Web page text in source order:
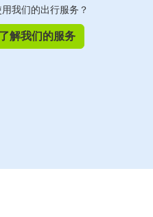
我们的出行服务？
解我们的服务